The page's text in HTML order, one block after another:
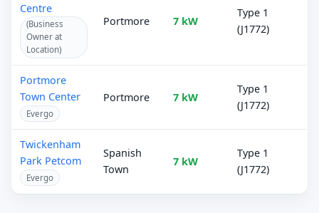
Centre
(Business
Owner at
Location)
Portmore 7 kW
Type 1
(J1772)
Portmore
Town Center
Evergo
Portmore 7 kW
Type 1
(J1772)
Twickenham
Park Petcom
Evergo
Spanish
Town
7 kW
Type 1
(J1772)